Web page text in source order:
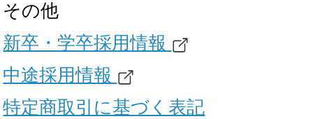
その他
新卒・学卒採用情報
中途採用情報
特定商取引に基づく表記